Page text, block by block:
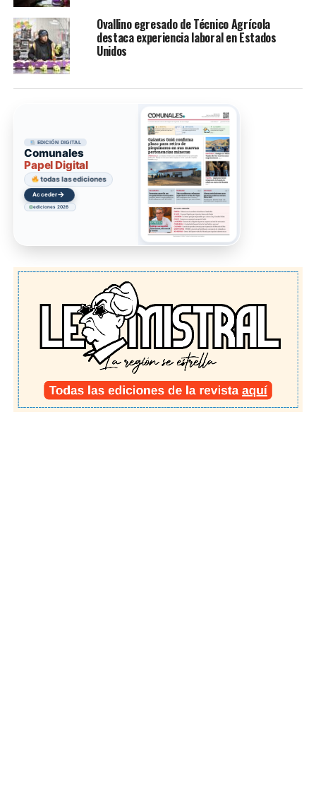
Ovallino egresado de Técnico Agrícola
destaca experiencia laboral en Estados
Unidos
EDICIÓN DIGITAL
Comunales
Papel Digital
todas las ediciones
Acceder→
ediciones 2026